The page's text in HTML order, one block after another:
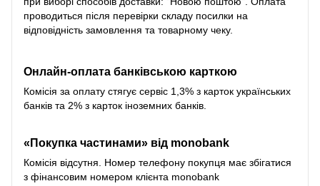
проводиться після перевірки складу посилки на
відповідність замовлення та товарному чеку.
Онлайн-оплата банківською карткою
Комісія за оплату стягує сервіс 1,3% з карток українських
банків та 2% з карток іноземних банків.
«Покупка частинами» від monobank
Комісія відсутня. Номер телефону покупця має збігатися
з фінансовим номером клієнта monobank